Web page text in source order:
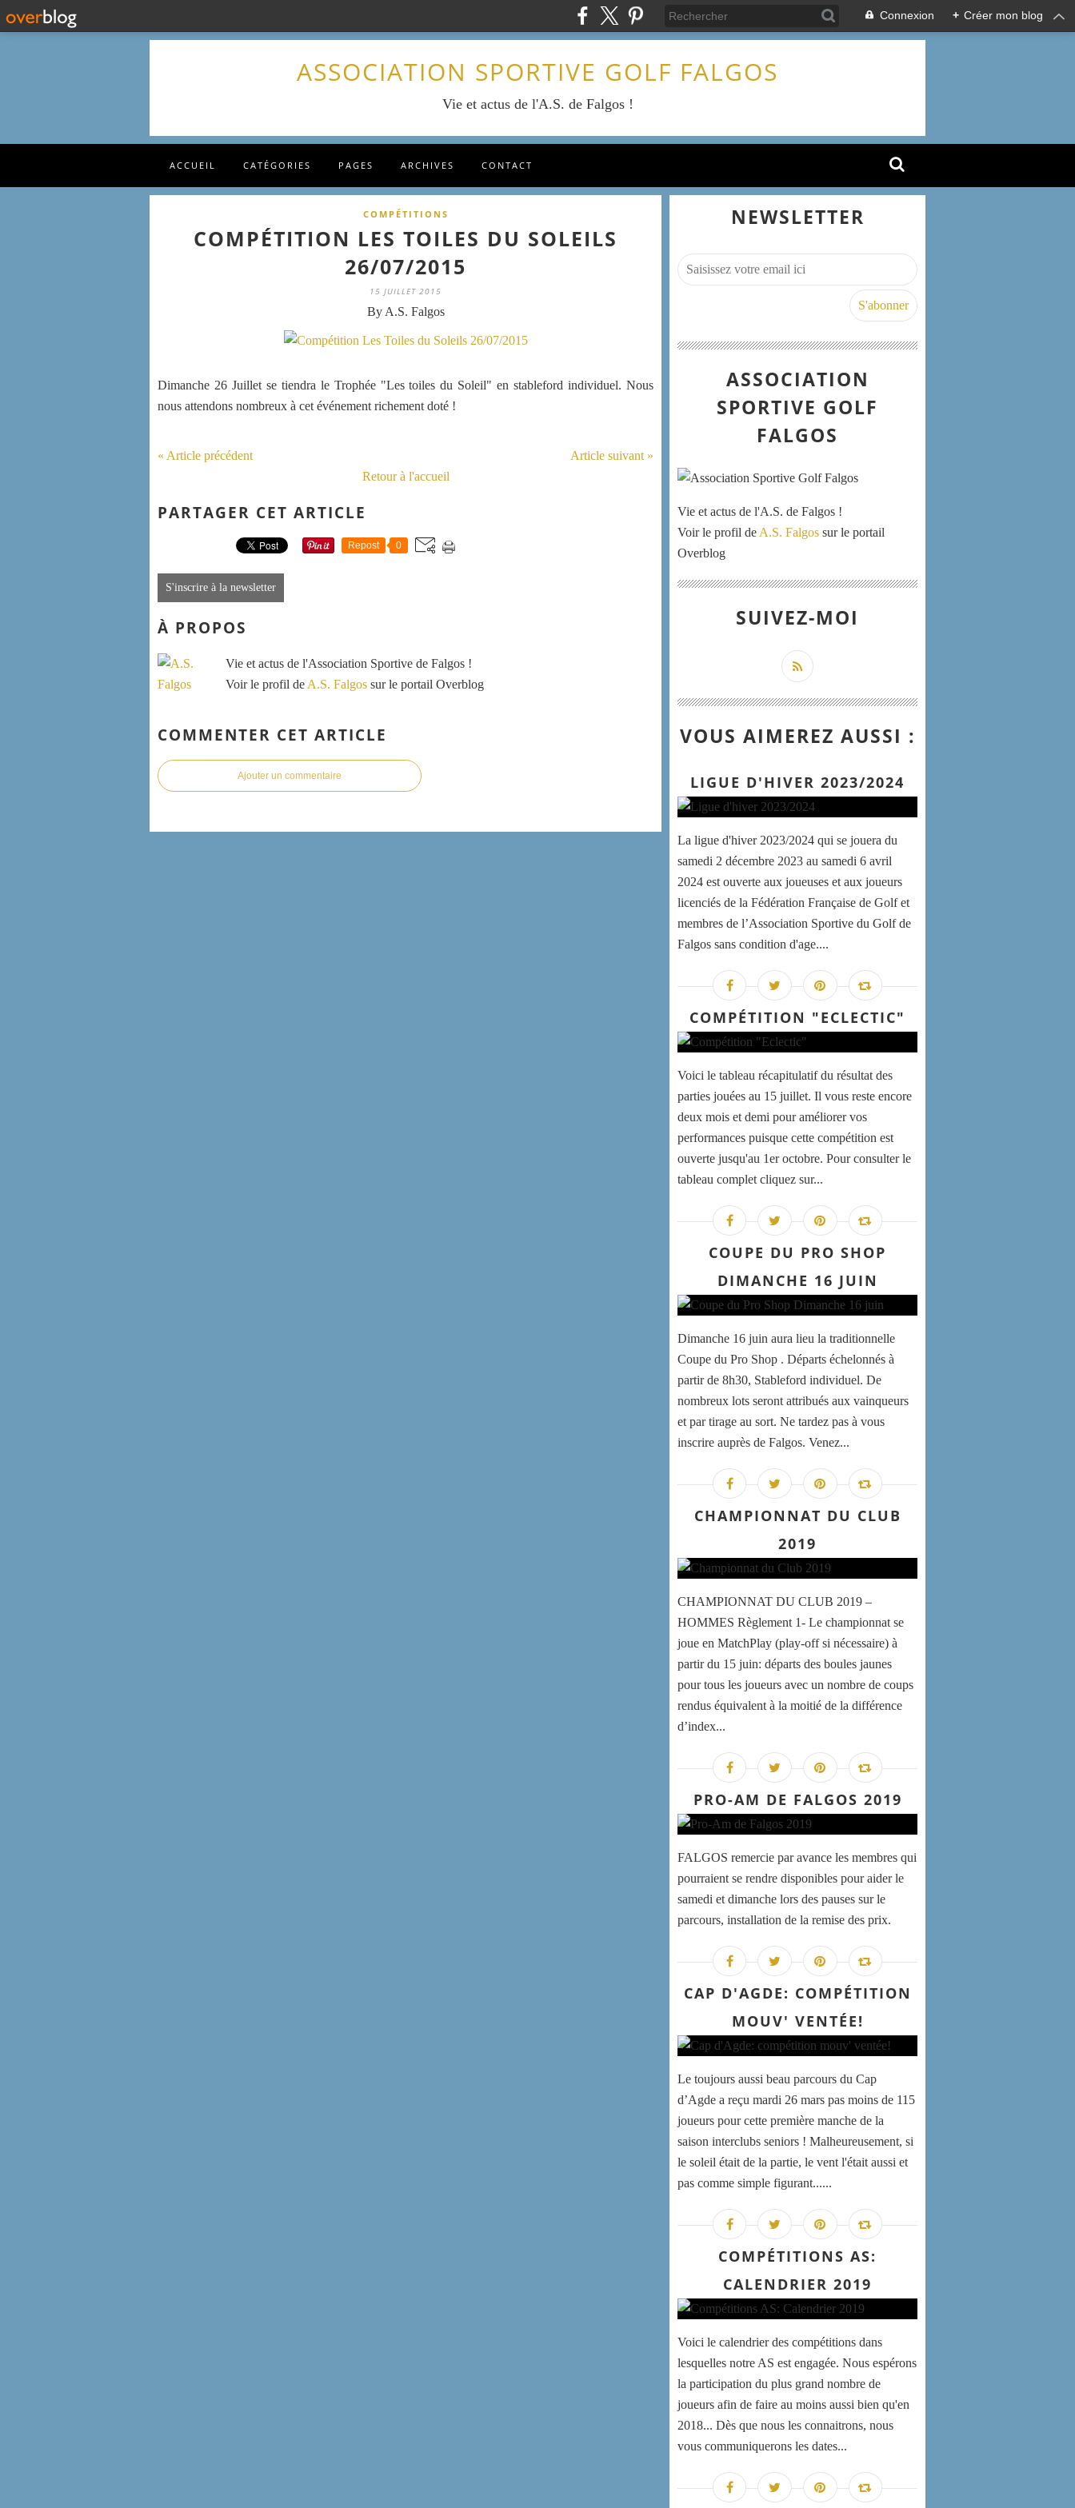
Connexion + Créer mon blog
ASSOCIATION SPORTIVE GOLF FALGOS
Vie et actus de l'A.S. de Falgos !
ACCUEIL CATÉGORIES PAGES ARCHIVES CONTACT
COMPÉTITIONS
COMPÉTITION LES TOILES DU SOLEILS
26/07/2015
15 JUILLET 2015
By A.S. Falgos
Dimanche 26 Juillet se tiendra le Trophée "Les toiles du Soleil" en stableford individuel. Nous
nous attendons nombreux à cet événement richement doté !
« Article précédent
Article suivant »
Retour à l'accueil
PARTAGER CET ARTICLE
Repost 0
S'inscrire à la newsletter
À PROPOS
Vie et actus de l'Association Sportive de Falgos !
Voir le profil de A.S. Falgos sur le portail Overblog
COMMENTER CET ARTICLE
Ajouter un commentaire
NEWSLETTER
ASSOCIATION
SPORTIVE GOLF
FALGOS
Vie et actus de l'A.S. de Falgos !
Voir le profil de A.S. Falgos sur le portail
Overblog
SUIVEZ-MOI
VOUS AIMEREZ AUSSI :
LIGUE D'HIVER 2023/2024
La ligue d'hiver 2023/2024 qui se jouera du
samedi 2 décembre 2023 au samedi 6 avril
2024 est ouverte aux joueuses et aux joueurs
licenciés de la Fédération Française de Golf et
membres de l’Association Sportive du Golf de
Falgos sans condition d'age....
COMPÉTITION "ECLECTIC"
Voici le tableau récapitulatif du résultat des
parties jouées au 15 juillet. Il vous reste encore
deux mois et demi pour améliorer vos
performances puisque cette compétition est
ouverte jusqu'au 1er octobre. Pour consulter le
tableau complet cliquez sur...
COUPE DU PRO SHOP
DIMANCHE 16 JUIN
Dimanche 16 juin aura lieu la traditionnelle
Coupe du Pro Shop . Départs échelonnés à
partir de 8h30, Stableford individuel. De
nombreux lots seront attribués aux vainqueurs
et par tirage au sort. Ne tardez pas à vous
inscrire auprès de Falgos. Venez...
CHAMPIONNAT DU CLUB
2019
CHAMPIONNAT DU CLUB 2019 –
HOMMES Règlement 1- Le championnat se
joue en MatchPlay (play-off si nécessaire) à
partir du 15 juin: départs des boules jaunes
pour tous les joueurs avec un nombre de coups
rendus équivalent à la moitié de la différence
d’index...
PRO-AM DE FALGOS 2019
FALGOS remercie par avance les membres qui
pourraient se rendre disponibles pour aider le
samedi et dimanche lors des pauses sur le
parcours, installation de la remise des prix.
CAP D'AGDE: COMPÉTITION
MOUV' VENTÉE!
Le toujours aussi beau parcours du Cap
d’Agde a reçu mardi 26 mars pas moins de 115
joueurs pour cette première manche de la
saison interclubs seniors ! Malheureusement, si
le soleil était de la partie, le vent l'était aussi et
pas comme simple figurant......
COMPÉTITIONS AS:
CALENDRIER 2019
Voici le calendrier des compétitions dans
lesquelles notre AS est engagée. Nous espérons
la participation du plus grand nombre de
joueurs afin de faire au moins aussi bien qu'en
2018... Dès que nous les connaitrons, nous
vous communiquerons les dates...